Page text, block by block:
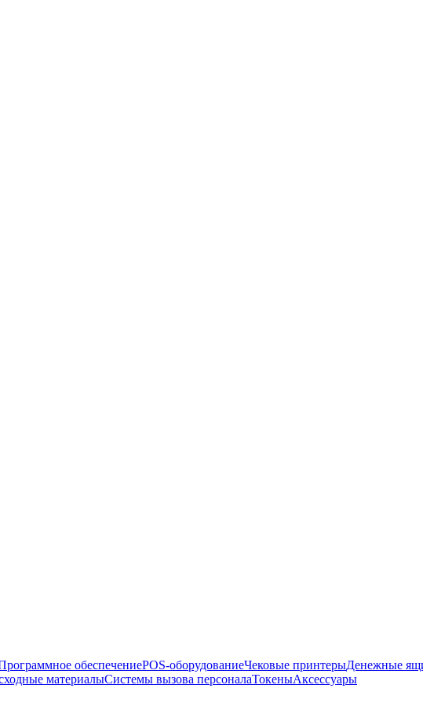
обеспечениеPOS-оборудованиеЧековые принтерыДенежные
материалыСистемы вызова персоналаТокеныАксессуары